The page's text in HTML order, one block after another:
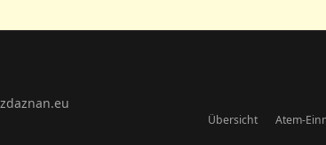
Übersicht Atem-